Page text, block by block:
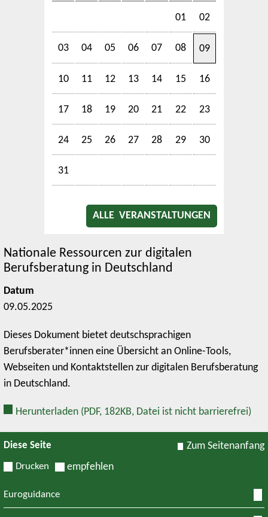
01 02
03 04 05 06 07 08 09
10 11 12 13 14 15 16
17 18 19 20 21 22 23
24 25 26 27 28 29 30
31
ALLE VERANSTALTUNGEN
Nationale Ressourcen zur digitalen
Berufsberatung in Deutschland
Datum
09.05.2025
Dieses Dokument bietet deutschsprachigen
Berufsberater*innen eine Übersicht an Online-Tools,
Webseiten und Kontaktstellen zur digitalen Berufsberatung
in Deutschland.
Herunterladen (PDF, 182KB, Datei ist nicht barrierefrei)
Diese Seite
Drucken empfehlen
Zum Seitenanfang
Euroguidance